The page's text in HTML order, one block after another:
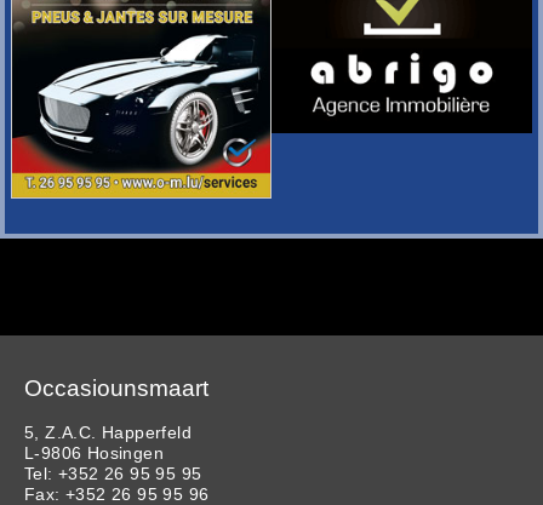
Occasiounsmaart
5, Z.A.C. Happerfeld
L-9806 Hosingen
Tel: +352 26 95 95 95
Fax: +352 26 95 95 96